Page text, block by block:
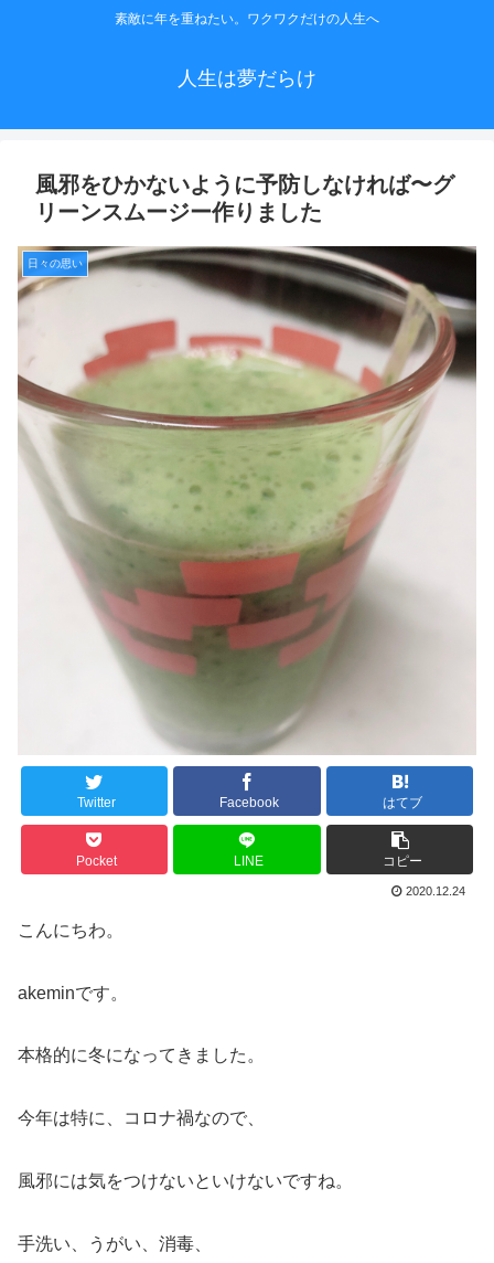
素敵に年を重ねたい。ワクワクだけの人生へ
人生は夢だらけ
風邪をひかないように予防しなければ〜グ
リーンスムージー作りました
日々の思い
Twitter Facebook はてブ
Pocket LINE コピー
2020.12.24
こんにちわ。
akeminです。
本格的に冬になってきました。
今年は特に、コロナ禍なので、
風邪には気をつけないといけないですね。
手洗い、うがい、消毒、